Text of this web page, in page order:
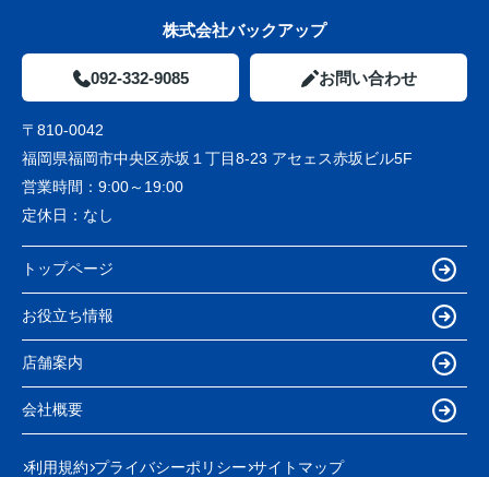
株式会社バックアップ
092-332-9085 お問い合わせ
〒810-0042
福岡県福岡市中央区赤坂１丁目8-23 アセェス赤坂ビル5F
営業時間： 9:00～19:00
定休日： なし
トップページ
お役立ち情報
店舗案内
会社概要
利用規約 プライバシーポリシー サイトマップ